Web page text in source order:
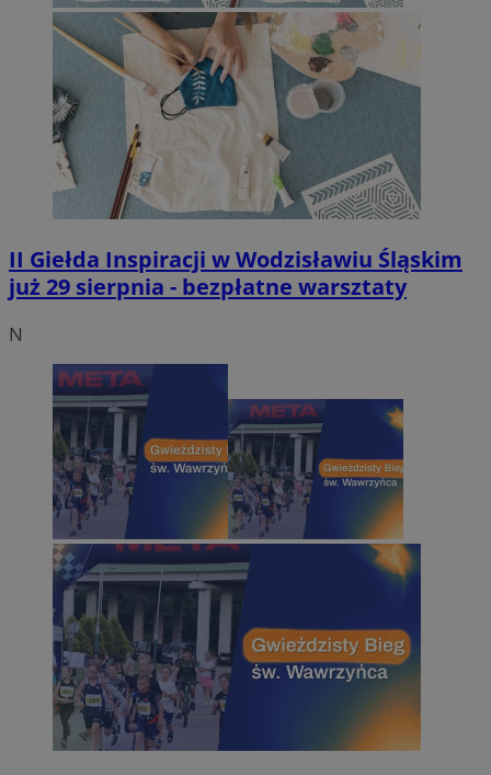
II Giełda Inspiracji w Wodzisławiu Śląskim
już 29 sierpnia - bezpłatne warsztaty
N